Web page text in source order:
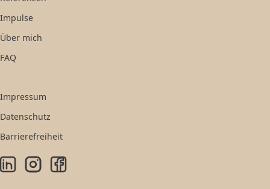
Impulse
Über mich
FAQ
Impressum
Datenschutz
Barrierefreiheit